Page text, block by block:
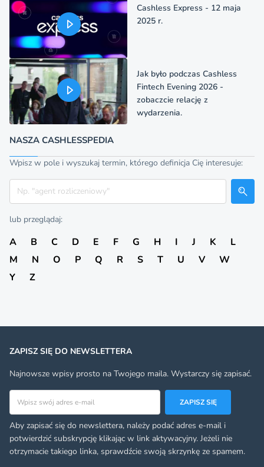
Cashless Express - 12 maja
2025 r.
Jak było podczas Cashless
Fintech Evening 2026 -
zobaczcie relację z
wydarzenia.
NASZA CASHLESSPEDIA
Wpisz w pole i wyszukaj termin, którego definicja Cię interesuje:
Szukaj
lub przeglądaj:
A B C D E F G H I J K
L
M
N O P Q R S T U V
W
Y
Z
ZAPISZ SIĘ DO NEWSLETTERA
Najnowsze wpisy prosto na Twojego maila. Wystarczy się zapisać.
Adres email
ZAPISZ SIĘ
Aby zapisać się do newslettera, należy podać adres e-mail i
potwierdzić subskrypcję klikając w link aktywacyjny. Jeżeli nie
otrzymacie takiego linka, sprawdźcie swoją skrzynkę ze spamem.